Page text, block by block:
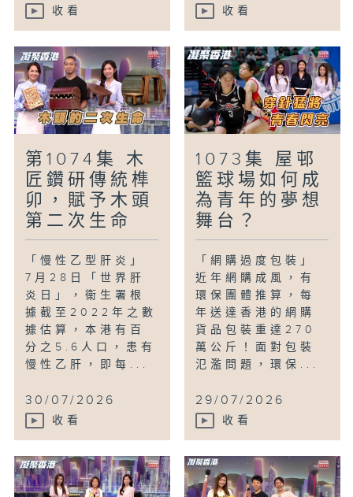
收看 收看
第1074集 木
匠鑽研傳統榫
卯，賦予木頭
第二次生命
「慢性乙型肝炎」
7月28日「世界肝
炎日」，衞生署根
據截至2022年之數
據估算，本港有百
分之5.6人口，患有
慢性乙肝，即每...
30/07/2026
收看
1073集 屋邨
籃球場如何成
為青年的夢想
舞台？
「網購過度包裝」
近年網購成風，有
環保團體推算，每
年送達香港的網購
貨品包裝重達270
萬公斤！面對包裝
氾濫問題，環保...
29/07/2026
收看